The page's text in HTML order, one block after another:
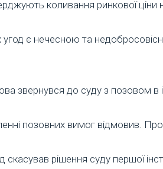
коливання ринкової ціни
угод є нечесною та
звернувся до суду з позовом в
позовних вимог відмовив.
рішення суду першої